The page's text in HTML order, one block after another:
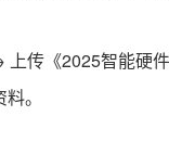
上传《2025智能硬
。